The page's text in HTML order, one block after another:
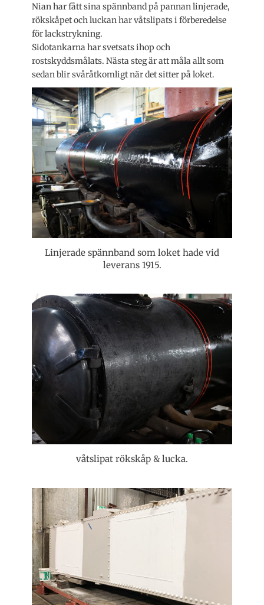
Nian har fått sina spännband på pannan linjerade,
rökskåpet och luckan har våtslipats i förberedelse
för lackstrykning.
Sidotankarna har svetsats ihop och
rostskyddsmålats. Nästa steg är att måla allt som
sedan blir svåråtkomligt när det sitter på loket.
Linjerade spännband som loket hade vid
leverans 1915.
våtslipat rökskåp & lucka.